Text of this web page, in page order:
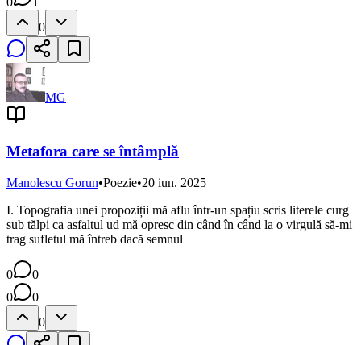
0
MG
Metafora care se întâmplă
Manolescu Gorun•Poezie•20 iun. 2025
I. Topografia unei propoziții mă aflu într-un spațiu scris literele curg
sub tălpi ca asfaltul ud mă opresc din când în când la o virgulă să-mi
trag sufletul mă întreb dacă semnul
0
0
0
0
0